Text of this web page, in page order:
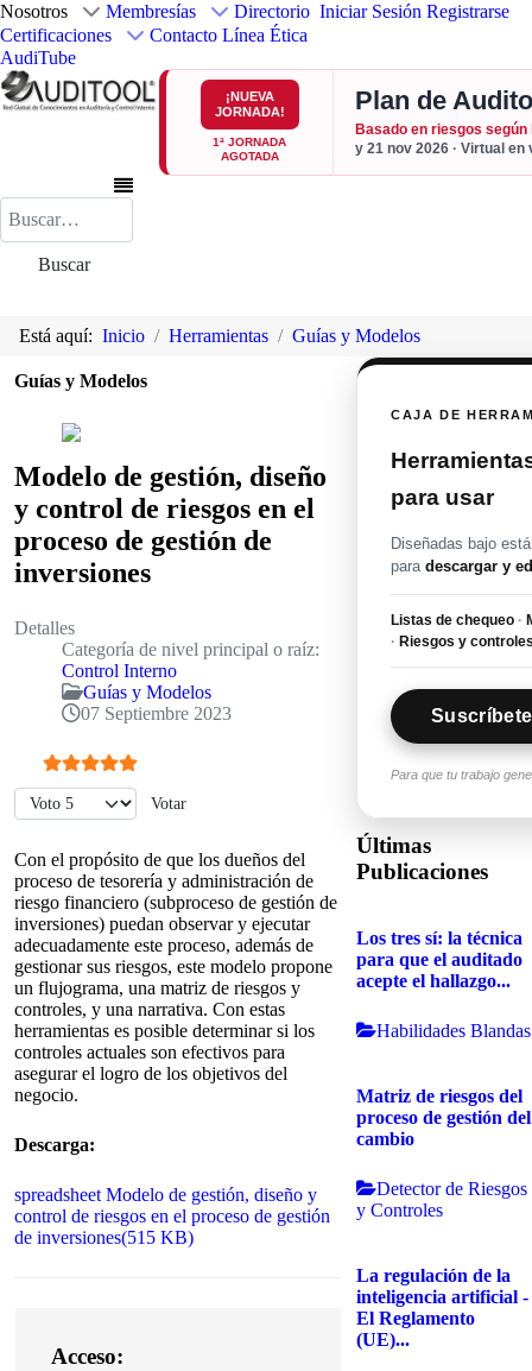
Nosotros Membresías
Directorio
Certificaciones
Contacto Línea Ética
AudiTube
Iniciar Sesión Registrarse
¡NUEVA
JORNADA!
1ª JORNADA
AGOTADA
Plan de
Basado en riesgos según
y 21 nov 2026 · Virtual en
Buscar
Buscar
Está aquí: Inicio Herramientas Guías y Modelos
Guías y Modelos
Modelo de gestión, diseño
y control de riesgos en el
proceso de gestión de
inversiones
Detalles
Categoría de nivel principal o raíz:
Control Interno
Guías y Modelos
07 Septiembre 2023
Ratio:5/5
Por favor, vote
Con el propósito de que los dueños del
proceso de tesorería y administración de
riesgo financiero (subproceso de gestión de
inversiones) puedan observar y ejecutar
adecuadamente este proceso, además de
gestionar sus riesgos, este modelo propone
un flujograma, una matriz de riesgos y
controles, y una narrativa. Con estas
herramientas es posible determinar si los
controles actuales son efectivos para
asegurar el logro de los objetivos del
negocio.
Descarga:
spreadsheet Modelo de gestión, diseño y
control de riesgos en el proceso de gestión
de inversiones(515 KB)
Acceso:
CAJA DE
para usar
Diseñadas bajo
paradescargar y
Listas de chequeo ·
· Riesgos y
Para que tu trabajo
Últimas
Publicaciones
Los tres sí: la técnica
para que el auditado
acepte el hallazgo...
Habilidades Blandas
Matriz de riesgos del
proceso de gestión del
cambio
Detector de Riesgos
y Controles
La regulación de la
inteligencia artificial -
El Reglamento
(UE)...